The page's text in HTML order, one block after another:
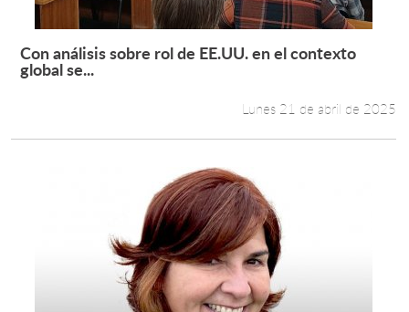
Leer más +
Con análisis sobre rol de EE.UU. en el contexto
global se...
Lunes 21 de abril de 2025